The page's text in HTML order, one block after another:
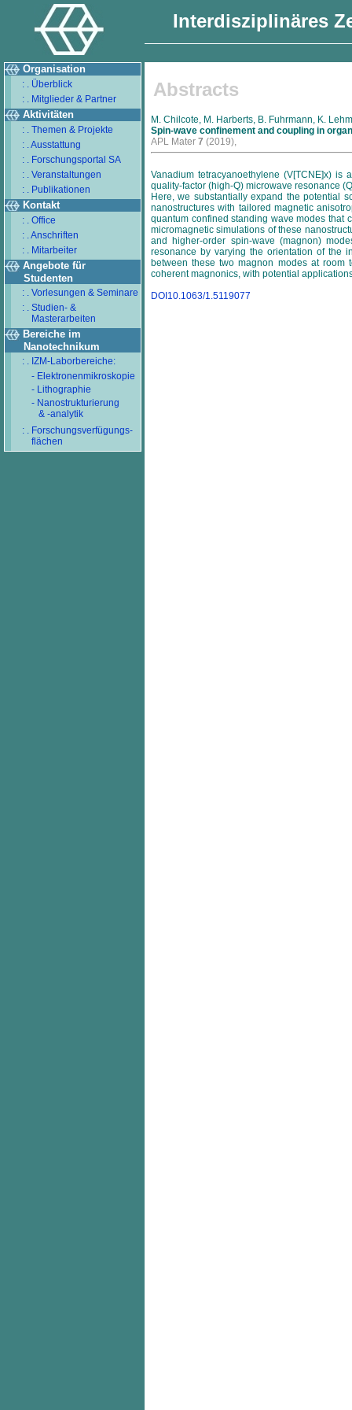
Interdisziplinäres
Organisation
: . Überblick
: . Mitglieder & Partner
Aktivitäten
: . Themen & Projekte
: . Ausstattung
: . Forschungsportal SA
: . Veranstaltungen
: . Publikationen
Kontakt
: . Office
: . Anschriften
: . Mitarbeiter
Angebote für
Studenten
: . Vorlesungen & Seminare
: . Studien- &
Masterarbeiten
Bereiche im
Nanotechnikum
: . IZM-Laborbereiche:
- Elektronenmikroskopie
- Lithographie
- Nanostrukturierung
& -analytik
: . Forschungsverfügungs-
flächen
Abstracts
M. Chilcote, M. Harberts, B. Fuhrmann, K.
Spin-wave confinement and coupling in
APL Mater 7 (2019),
Vanadium tetracyanoethylene (V[TCNE]x)
quality-factor (high-Q) microwave resonance
Here, we substantially expand the potential
nanostructures with tailored magnetic
quantum confined standing wave modes that
micromagnetic simulations of these
and higher-order spin-wave (magnon)
resonance by varying the orientation of the
between these two magnon modes at room
coherent magnonics, with potential
DOI10.1063/1.5119077